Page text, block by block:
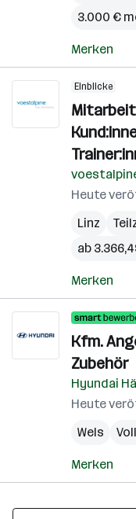
3.000 €
Merken
Einblicke
Heute
Linz
ab
Merken
Kfm.
Zubehör
Hyundai
Heute
Wels
Merken